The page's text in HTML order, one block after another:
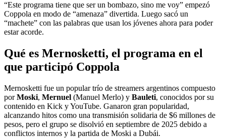
“Este programa tiene que ser un bombazo, sino me voy” empezó
Coppola en modo de “amenaza” divertida. Luego sacó un
“machete” con las palabras que usan los jóvenes ahora para poder
estar acorde.
Qué es Mernosketti, el programa en el
que participó Coppola
Mernosketti fue un popular trío de streamers argentinos compuesto
porMoski, Mernuel (Manuel Merlo) y Bauleti, conocidos por su
contenido en Kick y YouTube. Ganaron gran popularidad,
alcanzando hitos como una transmisión solidaria de $6 millones de
pesos, pero el grupo se disolvió en septiembre de 2025 debido a
conflictos internos y la partida de Moski a Dubái.